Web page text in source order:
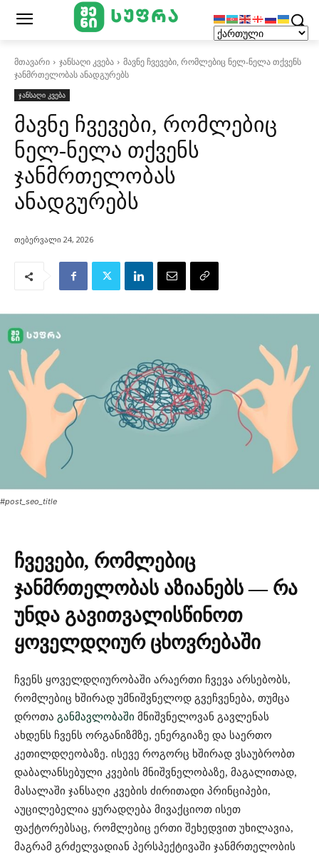
მთავარი ჯანსაღი კვება
მავნე ჩვევები, რომლებიც ნელ-ნელა თქვენს
ჯანმრთელობას ანადგურებს
ჯანსაღი კვება
მავნე ჩვევები, რომლებიც
ნელ-ნელა თქვენს
ჯანმრთელობას
ანადგურებს
თებერვალი 24, 2026
#post_seo_title
ჩვევები, რომლებიც
ჯანმრთელობას აზიანებს — რა
უნდა გავითვალისწინოთ
ყოველდღიურ ცხოვრებაში
ჩვენს ყოველდღიურობაში არაერთი ჩვევა არსებობს,
რომლებიც ხშირად უმნიშვნელოდ გვეჩვენება, თუმცა
დროთა განმავლობაში მნიშვნელოვან გავლენას
ახდენს ჩვენს ორგანიზმზე, ენერგიაზე და საერთო
კეთილდღეობაზე. ისევე როგორც ხშირად ვსაუბრობთ
დაბალანსებული კვების მნიშვნელობაზე, მაგალითად,
მასალაში ჯანსაღი კვების ძირითადი პრინციპები,
აუცილებელია ყურადღება მივაქციოთ ისეთ
ფაქტორებსაც, რომლებიც ერთი შეხედვით უხილავია,
მაგრამ გრძელვადიან პერსპექტივაში ჯანმრთელობის